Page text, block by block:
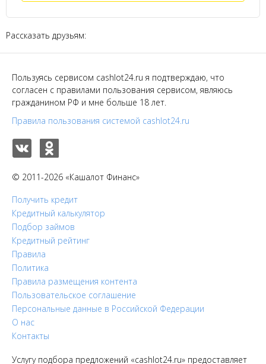
Рассказать друзьям:
Пользуясь сервисом cashlot24.ru я подтверждаю, что
согласен с правилами пользования сервисом, являюсь
гражданином РФ и мне больше 18 лет.
Правила пользования системой cashlot24.ru
© 2011-2026 «Кашалот Финанс»
Получить кредит
Кредитный калькулятор
Подбор займов
Кредитный рейтинг
Правила
Политика
Правила размещения контента
Пользовательское соглашение
Персональные данные в Российской Федерации
О нас
Контакты
Услугу подбора предложений «cashlot24.ru» предоставляет